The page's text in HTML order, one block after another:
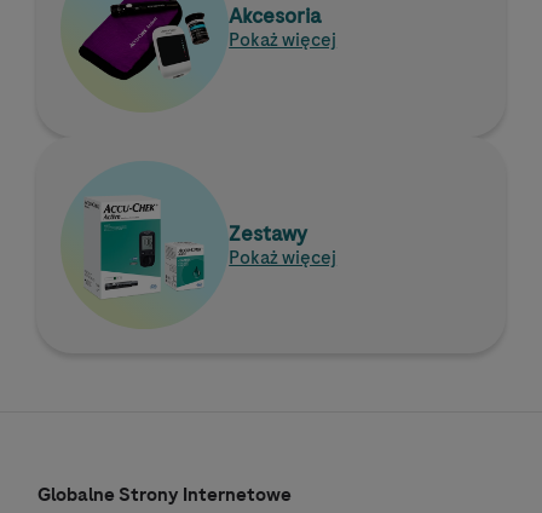
Akcesoria
Pokaż więcej
Zestawy
Pokaż więcej
Globalne Strony Internetowe